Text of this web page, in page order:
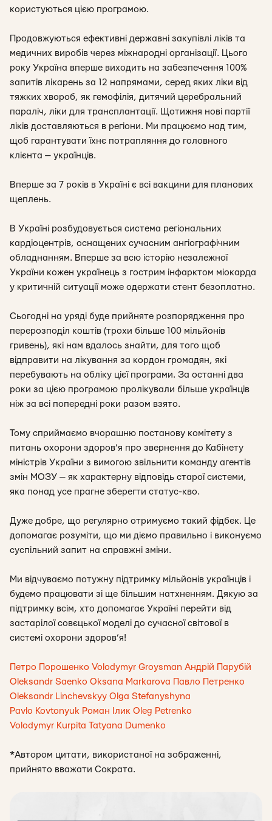
користуються цією програмою.
Продовжуються ефективні державні закупівлі ліків та
медичних виробів через міжнародні організації. Цього
року Україна вперше виходить на забезпечення 100%
запитів лікарень за 12 напрямами, серед яких ліки від
тяжких хвороб, як гемофілія, дитячий церебральний
параліч, ліки для трансплантації. Щотижня нові партії
ліків доставляються в регіони. Ми працюємо над тим,
щоб гарантувати їхнє потрапляння до головного
клієнта — українців.
Вперше за 7 років в Україні є всі вакцини для планових
щеплень.
В Україні розбудовується система регіональних
кардіоцентрів, оснащених сучасним ангіографічним
обладнанням. Вперше за всю історію незалежної
України кожен українець з гострим інфарктом міокарда
у критичній ситуації може одержати стент безоплатно.
Сьогодні на уряді буде прийняте розпорядження про
перерозподіл коштів (трохи більше 100 мільйонів
гривень), які нам вдалось знайти, для того щоб
відправити на лікування за кордон громадян, які
перебувають на обліку цієї програми. За останні два
роки за цією програмою пролікували більше українців
ніж за всі попередні роки разом взято.
Тому сприймаємо вчорашню постанову комітету з
питань охорони здоров’я про звернення до Кабінету
міністрів України з вимогою звільнити команду агентів
змін МОЗУ — як характерну відповідь старої системи,
яка понад усе прагне зберегти статус-кво.
Дуже добре, що регулярно отримуємо такий фідбек. Це
допомагає розуміти, що ми діємо правильно і виконуємо
суспільний запит на справжні зміни.
Ми відчуваємо потужну підтримку мільйонів українців і
будемо працювати зі ще більшим натхненням. Дякую за
підтримку всім, хто допомагає Україні перейти від
застарілої совєцької моделі до сучасної світової в
системі охорони здоров’я!
Петро Порошенко Volodymyr Groysman Андрій Парубій
Oleksandr Saenko Oksana Markarova Павло Петренко
Oleksandr Linchevskyy Olga Stefanyshyna
Pavlo Kovtonyuk Роман Ілик Oleg Petrenko
Volodymyr Kurpita Tatyana Dumenko
*Автором цитати, використаної на зображенні,
прийнято вважати Сократа.